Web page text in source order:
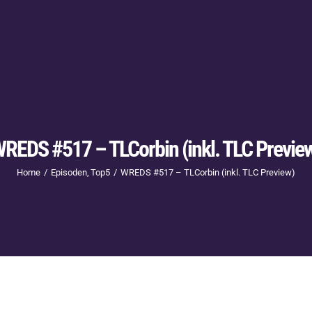
#517 – TLCorbin (inkl. TLC
Home Episoden Top5 WREDS #517 – TLCorbin (inkl. TLC Preview)